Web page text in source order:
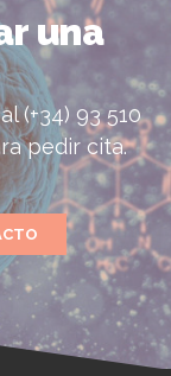
una
(+34) 93 510
pedir cita.